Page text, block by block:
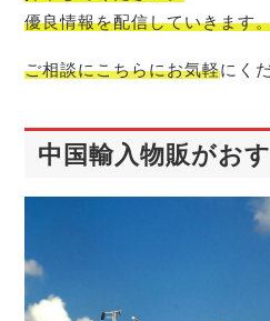
優良情報を配信していきます
ご相談にこちらにお気軽にく
中国輸入物販がお